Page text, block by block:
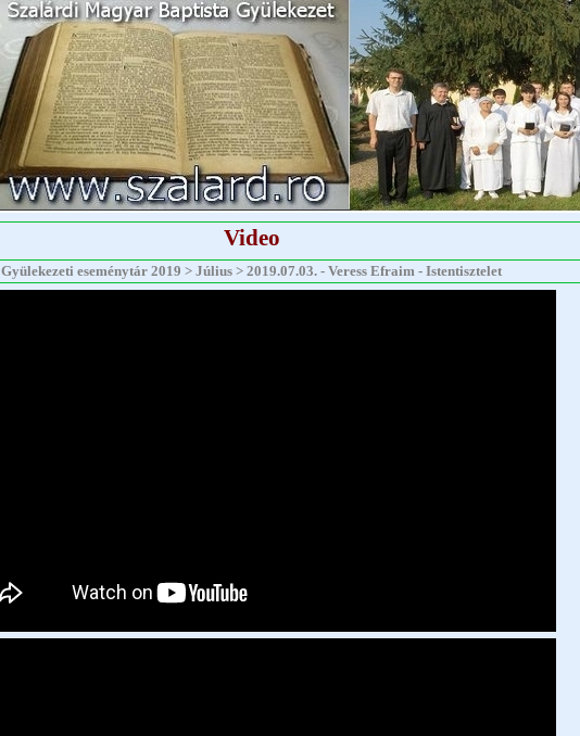
Video
Gyülekezeti eseménytár 2019 > Július > 2019.07.03. - Veress Efraim - Istentisztelet